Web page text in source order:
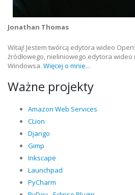
Jonathan Thomas
Witaj! Jestem twórcą edytora wideo
źródłowego, nieliniowego edytora wideo
Windowsa. Więcej o mnie...
Ważne projekty
Amazon Web Services
CLion
Django
Gimp
Inkscape
Launchpad
PyCharm